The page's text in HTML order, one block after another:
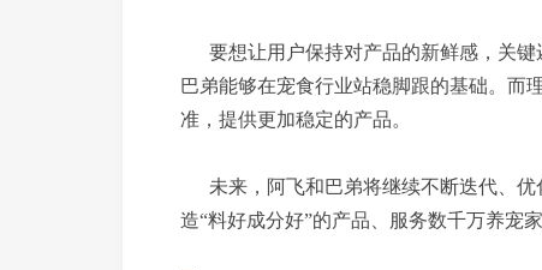
要想让用户保持对产品的新鲜感，关键
巴弟能够在宠食行业站稳脚跟的基础。而
准，提供更加稳定的产品。
未来，阿飞和巴弟将继续不断迭代、优
造“料好成分好”的产品、服务数千万养宠